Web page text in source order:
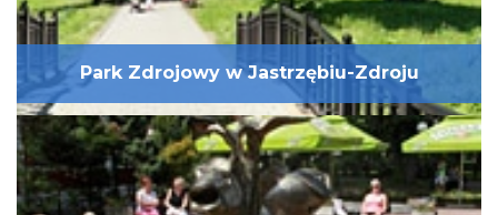
Park Zdrojowy w Jastrzębiu-Zdroju